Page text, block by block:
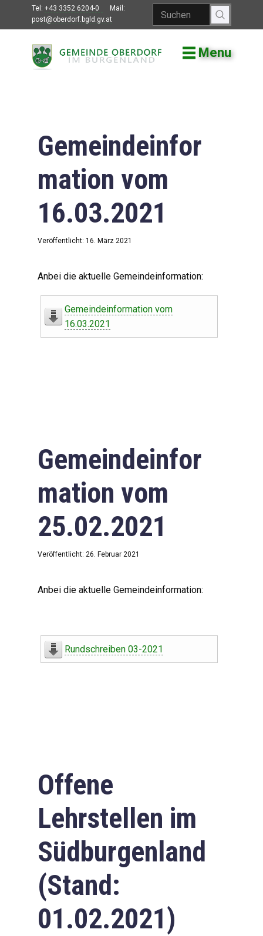
Tel: +43 3352 6204-0
Mail:
post@oberdorf.bgld.gv.at
Menu
Willkommen
Gemeindeamt
Gemeinderat
Bildung
Vereine
Leben in Oberdorf
Downloads
Impressum
Datenschutzerklärung
Gemeindeinfor
mation vom
16.03.2021
Veröffentlicht: 16. März 2021
Anbei die aktuelle Gemeindeinformation:
Gemeindeinformation vom
16.03.2021
Gemeindeinfor
mation vom
25.02.2021
Veröffentlicht: 26. Februar 2021
Anbei die aktuelle Gemeindeinformation:
Rundschreiben 03-2021
Offene
Lehrstellen im
Südburgenland
(Stand:
01.02.2021)